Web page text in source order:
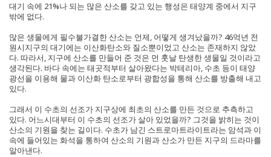
대기 속에 21%나 되는 많은 산소를 갖고 있는 행성은 태양계 중에서 지구
밖에 없다.
많은 생물에게 필수불가결한 산소는 언제, 어떻게 생겨났을까? 46억년 전
원시지구의 대기에는 이산화탄소와 질소뿐이었고 산소는 존재하지 않았
다. 따라서, 지구에 산소를 만들어 준 것은 먼 훗날 탄생한 생물일 것이라고
생각된다. 바다 속에는 태곳적부터 살아왔다는 박테리아, 수초 등이 태양
광선을 이용해 물과 이산화 탄소로부터 광합성을 통해 산소를 방출해 내고
있다.
그래서 이 수초의 선조가 지구상에 최초의 산소를 만든 것으로 추측하고
있다. 어느시대부터 이 수초의 선조가 살아 있었을까? 그것을 밝히는 것이
산소의 기원을 찾는 길이다. 수초가 남긴 스트로마트라이트라는 암석과 이
속에 들어있는 화석을 통하여 산소의 기원과 산소가 만든 지구의 드라마를
알아낸다.